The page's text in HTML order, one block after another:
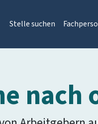
Stelle suchen
nach